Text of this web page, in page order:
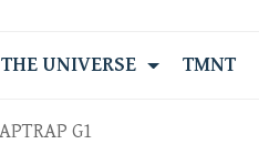
UNIVERSE TMNT
G1